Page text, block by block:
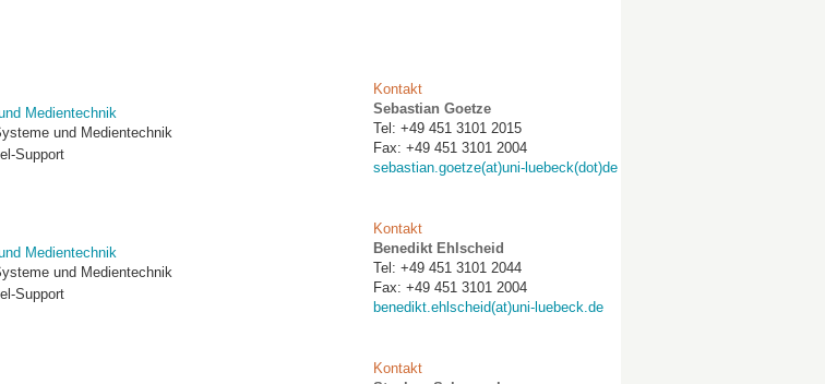
Medientechnik
Kontakt
Sebastian Goetze
Tel: +49 451 3101 2015
Fax: +49 451 3101 2004
sebastian.goetze(at)uni-luebeck(dot)de
und Medientechnik
Support
Medientechnik
Kontakt
Benedikt Ehlscheid
Tel: +49 451 3101 2044
Fax: +49 451 3101 2004
benedikt.ehlscheid(at)uni-luebeck.de
und Medientechnik
Support
Kontakt